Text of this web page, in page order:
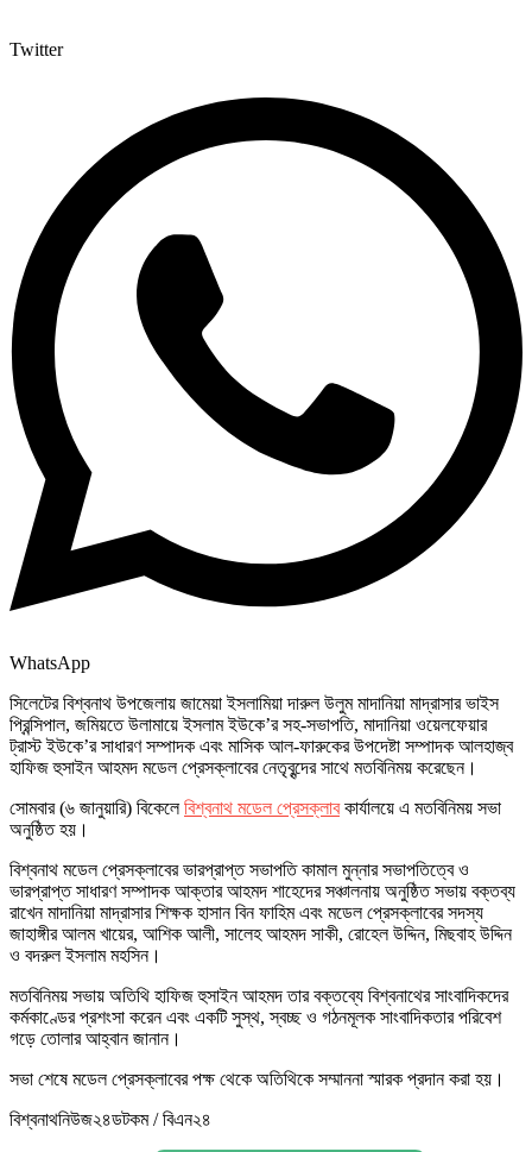
Twitter
WhatsApp
সিলেটের বিশ্বনাথ উপজেলায় জামেয়া ইসলামিয়া দারুল উলুম মাদানিয়া মাদ্রাসার ভাইস
প্রিন্সিপাল, জমিয়তে উলামায়ে ইসলাম ইউকে’র সহ-সভাপতি, মাদানিয়া ওয়েলফেয়ার
ট্রাস্ট ইউকে’র সাধারণ সম্পাদক এবং মাসিক আল-ফারুকের উপদেষ্টা সম্পাদক আলহাজ্ব
হাফিজ হুসাইন আহমদ মডেল প্রেসক্লাবের নেতৃবৃন্দের সাথে মতবিনিময় করেছেন।
সোমবার (৬ জানুয়ারি) বিকেলেবিশ্বনাথ মডেল প্রেসক্লাবকার্যালয়ে এ মতবিনিময় সভা
অনুষ্ঠিত হয়।
বিশ্বনাথ মডেল প্রেসক্লাবের ভারপ্রাপ্ত সভাপতি কামাল মুন্নার সভাপতিত্বে ও
ভারপ্রাপ্ত সাধারণ সম্পাদক আক্তার আহমদ শাহেদের সঞ্চালনায় অনুষ্ঠিত সভায় বক্তব্য
রাখেন মাদানিয়া মাদ্রাসার শিক্ষক হাসান বিন ফাহিম এবং মডেল প্রেসক্লাবের সদস্য
জাহাঙ্গীর আলম খায়ের, আশিক আলী, সালেহ আহমদ সাকী, রোহেল উদ্দিন, মিছবাহ উদ্দিন
ও বদরুল ইসলাম মহসিন।
মতবিনিময় সভায় অতিথি হাফিজ হুসাইন আহমদ তার বক্তব্যে বিশ্বনাথের সাংবাদিকদের
কর্মকাণ্ডের প্রশংসা করেন এবং একটি সুস্থ, স্বচ্ছ ও গঠনমূলক সাংবাদিকতার পরিবেশ
গড়ে তোলার আহ্বান জানান।
সভা শেষে মডেল প্রেসক্লাবের পক্ষ থেকে অতিথিকে সম্মাননা স্মারক প্রদান করা হয়।
বিশ্বনাথনিউজ২৪ডটকম / বিএন২৪